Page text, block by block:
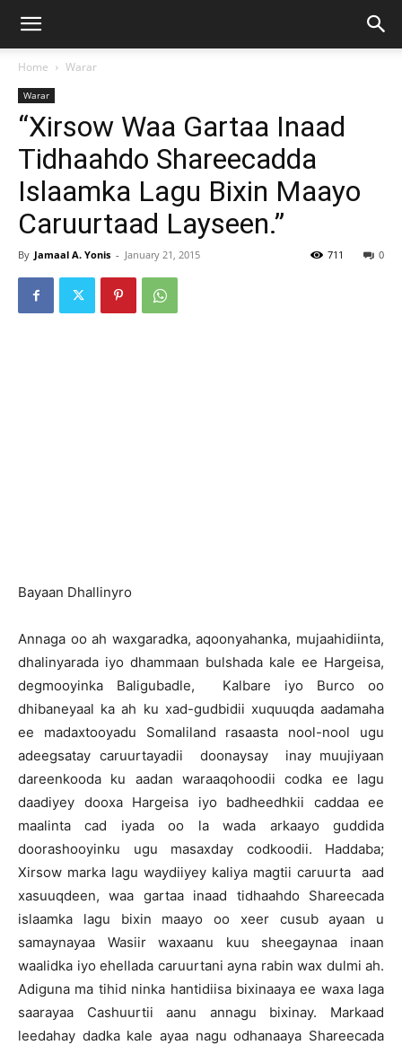
Home Warar
Warar
“Xirsow Waa Gartaa Inaad
Tidhaahdo Shareecadda
Islaamka Lagu Bixin Maayo
Caruurtaad Layseen.”
By Jamaal A. Yonis - January 21, 2015 0
711
Bayaan Dhallinyro
Annaga oo ah waxgaradka, aqoonyahanka, mujaahidiinta,
dhalinyarada iyo dhammaan bulshada kale ee Hargeisa,
degmooyinka Baligubadle, Kalbare iyo Burco oo
dhibaneyaal ka ah ku xad-gudbidii xuquuqda aadamaha
ee madaxtooyadu Somaliland rasaasta nool-nool ugu
adeegsatay caruurtayadii doonaysay inay muujiyaan
dareenkooda ku aadan waraaqohoodii codka ee lagu
daadiyey dooxa Hargeisa iyo badheedhkii caddaa ee
maalinta cad iyada oo la wada arkaayo guddida
doorashooyinku ugu masaxday codkoodii. Haddaba;
Xirsow marka lagu waydiiyey kaliya magtii caruurta aad
xasuuqdeen, waa gartaa inaad tidhaahdo Shareecada
islaamka lagu bixin maayo oo xeer cusub ayaan u
samaynayaa Wasiir waxaanu kuu sheegaynaa inaan
waalidka iyo ehellada caruurtani ayna rabin wax dulmi ah.
Adiguna ma tihid ninka hantidiisa bixinaaya ee waxa laga
saarayaa Cashuurtii aanu annagu bixinay. Markaad
leedahay dadka kale ayaa nagu odhanaaya Shareecada